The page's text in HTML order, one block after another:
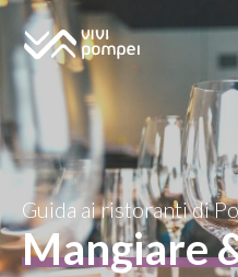
Guida ai ristoranti di
Mangiare